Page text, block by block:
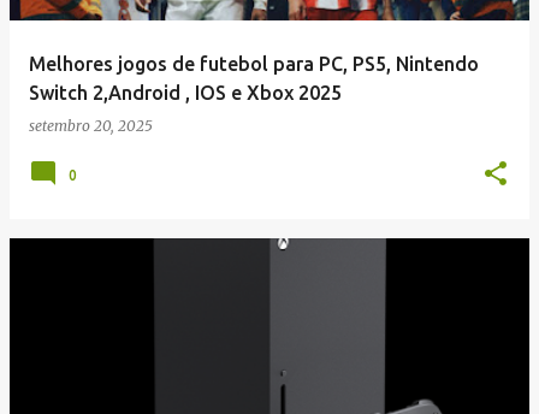
Melhores jogos de futebol para PC, PS5, Nintendo
Switch 2,Android , IOS e Xbox 2025
setembro 20, 2025
0